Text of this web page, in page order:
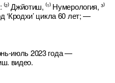
Джйотиш, ⁽¹⁾ Нумерология, ³⁾
‘Кродхи’ цикла 60 лет; —
июль 2023 года —
видео.